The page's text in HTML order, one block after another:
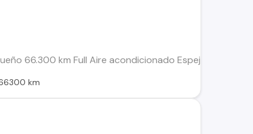
66.300 km Full Aire acondicionado Espejos
km